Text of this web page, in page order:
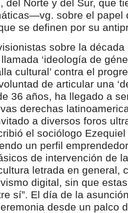
del Norte y del Sur, que
sobre el papel
se definen por su
sobre la
‘ideología de
cultural’ contra el
de articular una
36 años, ha llegado a
derechas
a diversos foros
el sociólogo
un perfil
de intervención de
letrada en general,
digital, sin que
sí”. El día de la
desde un palco